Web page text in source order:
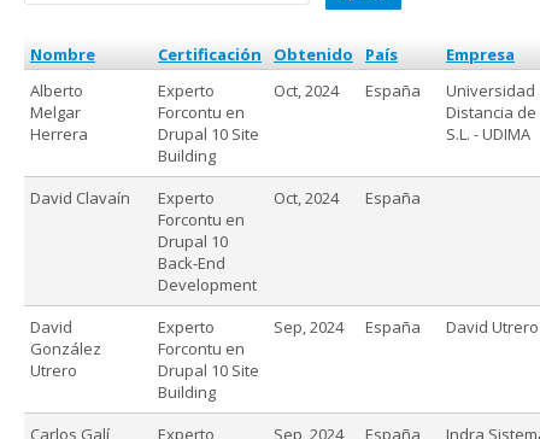
Nombre Certificación Obtenido País
Empresa
Alberto
Melgar
Herrera
Experto
Forcontu en
Drupal 10 Site
Building
Oct, 2024 España
Universidad
Distancia
S.L. - UDIMA
David Clavaín
Experto
Forcontu en
Drupal 10
Back-End
Development
Oct, 2024 España
David
González
Utrero
Experto
Forcontu en
Drupal 10 Site
Building
Sep, 2024 España David Utrero
Carlos Galí
Experto
Sep, 2024 España Indra